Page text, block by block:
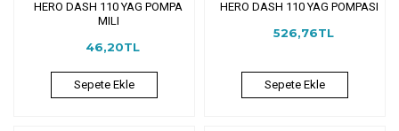
HERO DASH 110 YAG POMPA
MILI
46,20TL
Sepete Ekle
HERO DASH 110 YAG POMPASI
526,76TL
Sepete Ekle